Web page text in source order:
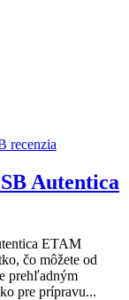
Autentica
ETAM
čo môžete od
prehľadným
pre prípravu...